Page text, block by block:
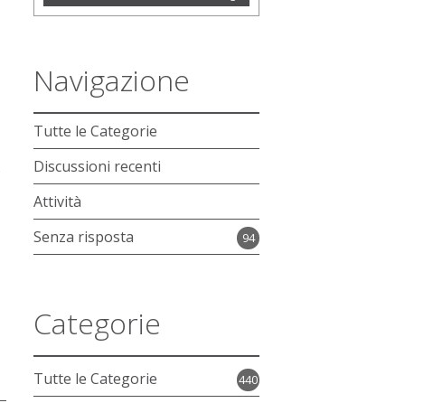
Quick
Links
Tutte le Categorie
Discussioni recenti
Attività
Senza risposta
94
Categorie
440
Tutte le Categorie